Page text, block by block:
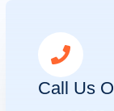
Call Us